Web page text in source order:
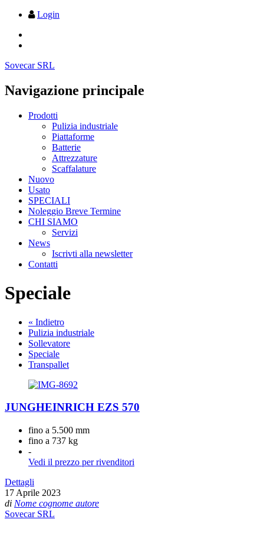
Login
Sovecar SRL
Navigazione principale
Prodotti
Pulizia industriale
Piattaforme
Batterie
Attrezzature
Scaffalature
Nuovo
Usato
SPECIALI
Noleggio Breve Termine
CHI SIAMO
Servizi
News
Iscrivti alla newsletter
Contatti
Speciale
« Indietro
Pulizia industriale
Sollevatore
Speciale
Transpallet
JUNGHEINRICH EZS 570
fino a 5.500 mm
fino a 737 kg
-
Vedi il prezzo per rivenditori
Dettagli
17 Aprile 2023
di Nome cognome autore
Sovecar SRL